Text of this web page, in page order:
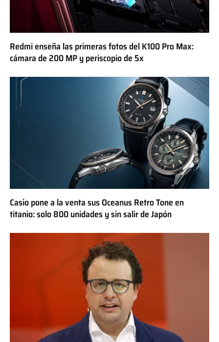
Redmi enseña las primeras fotos del K100 Pro Max:
cámara de 200 MP y periscopio de 5x
Casio pone a la venta sus Oceanus Retro Tone en
titanio: solo 800 unidades y sin salir de Japón